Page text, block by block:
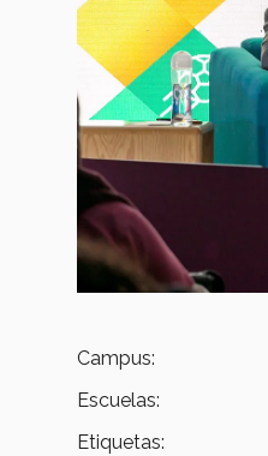
Campus:
Escuelas:
Etiquetas: